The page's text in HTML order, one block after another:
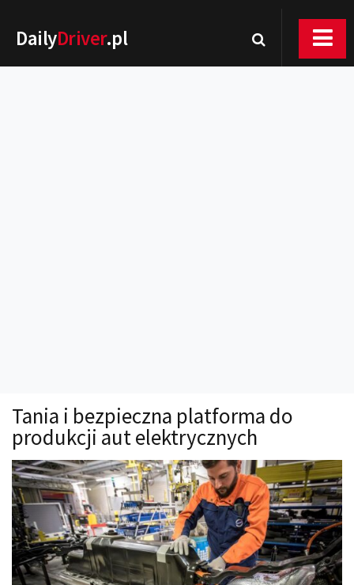
DailyDriver.pl
Technika jazdy
Oświetlenie
Kalkulatory
Przelicznik mocy
Auto z niemiec
Galerie
Tania i bezpieczna platforma do
produkcji aut elektrycznych